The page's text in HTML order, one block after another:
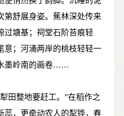
第舒展身姿。蕉林深处传来
过塘基；祠堂石阶苔痕轻
意；河涌两岸的桃枝轻轻一
墨岭南的画卷……
整地要赶工。”在稻作之
蕊，更牵动农人的犁铧，春